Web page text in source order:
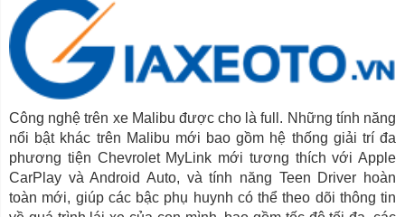
Công nghệ trên xe Malibu được cho là full. Những tính năng
nổi bật khác trên Malibu mới bao gồm hệ thống giải trí đa
phương tiện Chevrolet MyLink mới tương thích với Apple
CarPlay và Android Auto, và tính năng Teen Driver hoàn
toàn mới, giúp các bậc phụ huynh có thể theo dõi thông tin